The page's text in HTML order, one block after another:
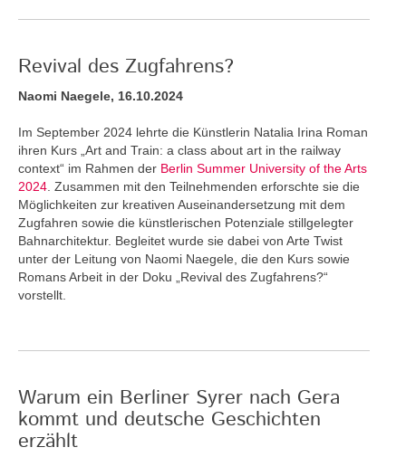
Revival des Zugfahrens?
Naomi Naegele, 16.10.2024
Im September 2024 lehrte die Künstlerin Natalia Irina Roman
ihren Kurs „Art and Train: a class about art in the railway
context“ im Rahmen der Berlin Summer University of the Arts
2024 . Zusammen mit den Teilnehmenden erforschte sie die
Möglichkeiten zur kreativen Auseinandersetzung mit dem
Zugfahren sowie die künstlerischen Potenziale stillgelegter
Bahnarchitektur. Begleitet wurde sie dabei von Arte Twist
unter der Leitung von Naomi Naegele, die den Kurs sowie
Romans Arbeit in der Doku „Revival des Zugfahrens?“
vorstellt.
Warum ein Berliner Syrer nach Gera
kommt und deutsche Geschichten
erzählt